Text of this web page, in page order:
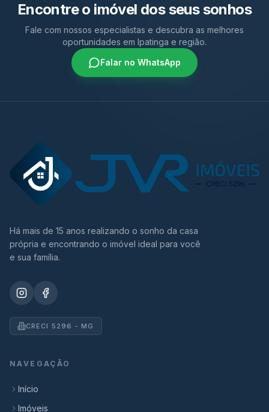
Encontre o imóvel dos seus sonhos
Fale com nossos especialistas e descubra as melhores
oportunidades em Ipatinga e região.
Falar no WhatsApp
Há mais de 15 anos realizando o sonho da casa
própria e encontrando o imóvel ideal para você
e sua família.
CRECI 5296 - MG
NAVEGAÇÃO
Início
Imóveis